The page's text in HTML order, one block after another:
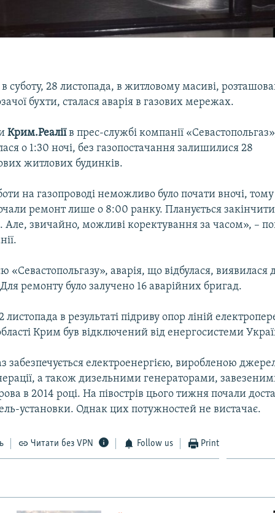
в суботу, 28 листопада, в житловому масиві,
бухти, сталася аварія в газових мережах.
Крим.Реаліїв прес-службі компанії
о 1:30 ночі, без газопостачання залишилися 28
житлових будинків.
на газопроводі неможливо було почати вночі, тому
ремонт лише о 8:00 ранку. Планується
Але, звичайно, можливі коректування за часом», –
«Севастопольгазу», аварія, що відбулася, виявилася
ремонту було залучено 16 аварійних бригад.
листопада в результаті підриву опор ліній
Крим був відключений від енергосистеми
забезпечується електроенергією, виробленою
а також дизельними генераторами, завезеними
в 2014 році. На півострів цього тижня почали
установки. Однак цих потужностей не вистачає.
Читати без VPN Follow us Print